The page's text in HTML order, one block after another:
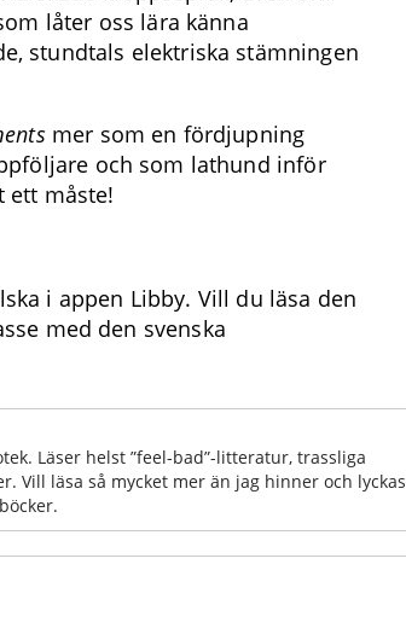
låter oss lära känna
stundtals elektriska stämningen
mer som en fördjupning
och som lathund inför
ett måste!
i appen Libby. Vill du läsa den
med den svenska
Läser helst ”feel-bad”-litteratur, trassliga
Vill läsa så mycket mer än jag hinner och lyckas